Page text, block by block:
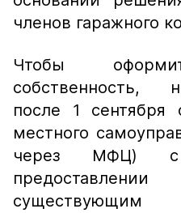
членов гаражного
Чтобы
собственность,
после 1 сентября
местного
через МФЦ) с